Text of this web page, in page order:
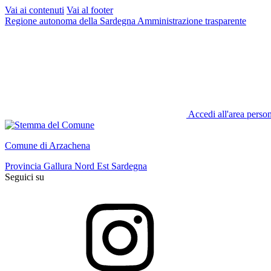
Vai ai contenuti Vai al footer
Regione autonoma della Sardegna Amministrazione trasparente
Accedi all'area
Comune di Arzachena
Provincia Gallura Nord Est Sardegna
Seguici su